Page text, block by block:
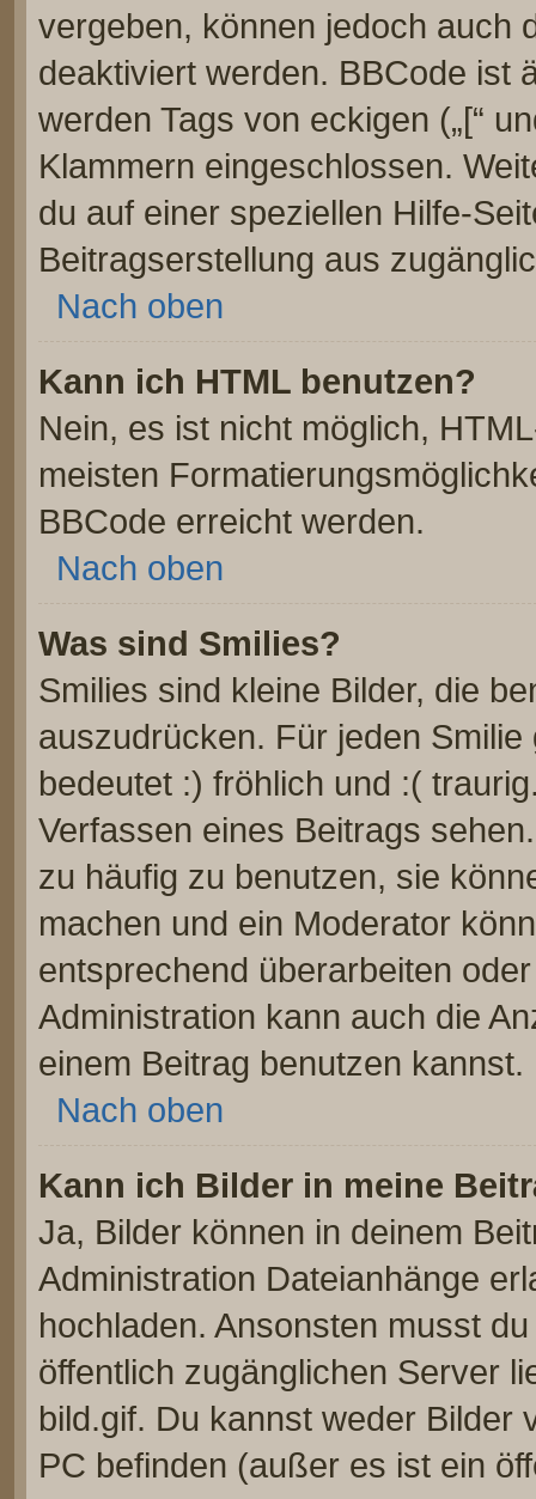
vergeben, können jedoch auch
deaktiviert werden. BBCode ist
werden Tags von eckigen („[“
Klammern eingeschlossen.
du auf einer speziellen Hilfe-
Beitragserstellung aus
Nach oben
Kann ich HTML benutzen?
Nein, es ist nicht möglich,
meisten
BBCode erreicht werden.
Nach oben
Was sind Smilies?
Smilies sind kleine Bilder, die
auszudrücken. Für jeden
bedeutet :) fröhlich und :(
Verfassen eines Beitrags
zu häufig zu benutzen, sie
machen und ein Moderator
entsprechend überarbeiten
Administration kann auch die
einem Beitrag benutzen kannst.
Nach oben
Kann ich Bilder in meine
Ja, Bilder können in deinem
Administration Dateianhänge
hochladen. Ansonsten musst
öffentlich zugänglichen Server
bild.gif. Du kannst weder Bilder
PC befinden (außer es ist ein